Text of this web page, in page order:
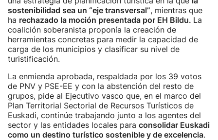
sostenibilidad sea un “eje transversal”, mientras que
ha rechazado la moción presentada por EH Bildu. La
coalición soberanista proponía la creación de
herramientas concretas para medir la capacidad de
carga de los municipios y clasificar su nivel de
turistificación.
La enmienda aprobada, respaldada por los 39 votos
de PNV y PSE-EE y con la abstención del resto de
grupos, pide al Ejecutivo vasco que, en el marco del
Plan Territorial Sectorial de Recursos Turísticos de
Euskadi, continúe trabajando junto a los agentes del
sector y las entidades locales para consolidar Euskadi
como un destino turístico sostenible y de excelencia.